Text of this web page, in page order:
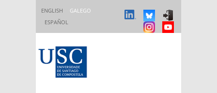
ENGLISH
GALEGO
ESPAÑOL